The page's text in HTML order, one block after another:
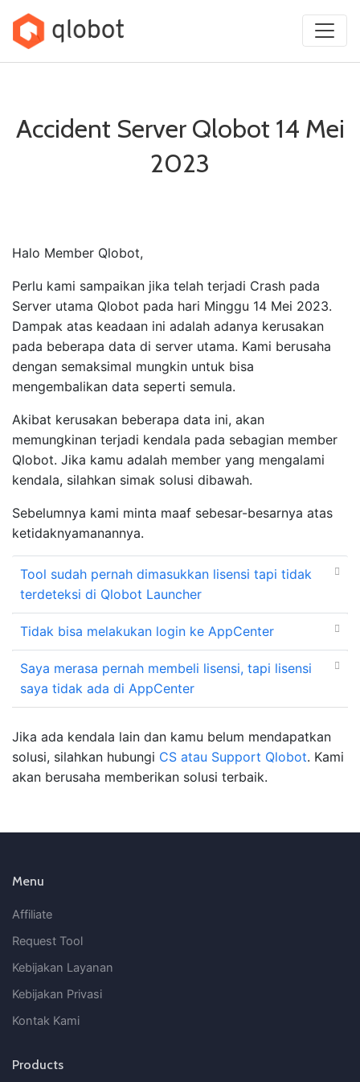
content
Accident Server Qlobot 14 Mei
2023
Halo Member Qlobot,
Perlu kami sampaikan jika telah terjadi Crash pada
Server utama Qlobot pada hari Minggu 14 Mei 2023.
Dampak atas keadaan ini adalah adanya kerusakan
pada beberapa data di server utama. Kami berusaha
dengan semaksimal mungkin untuk bisa
mengembalikan data seperti semula.
Akibat kerusakan beberapa data ini, akan
memungkinan terjadi kendala pada sebagian member
Qlobot. Jika kamu adalah member yang mengalami
kendala, silahkan simak solusi dibawah.
Sebelumnya kami minta maaf sebesar-besarnya atas
ketidaknyamanannya.
Tool sudah pernah dimasukkan lisensi tapi tidak
terdeteksi di Qlobot Launcher
Tidak bisa melakukan login ke AppCenter
Saya merasa pernah membeli lisensi, tapi lisensi
saya tidak ada di AppCenter
Jika ada kendala lain dan kamu belum mendapatkan
solusi, silahkan hubungi CS atau Support Qlobot. Kami
akan berusaha memberikan solusi terbaik.
Menu
Affiliate
Request Tool
Kebijakan Layanan
Kebijakan Privasi
Kontak Kami
Products